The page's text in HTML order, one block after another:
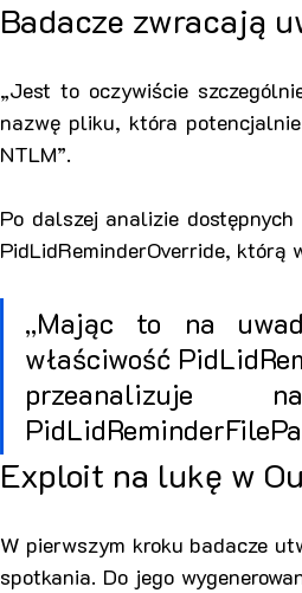
Badacze zwracają
„Jest to oczywiście
nazwę pliku, która
NTLM”.
Po dalszej analizie
PidLidReminderOverride,
„Mając to na
właściwość
przeanalizuje
Exploit na lukę w
W pierwszym kroku badacze
spotkania. Do jego